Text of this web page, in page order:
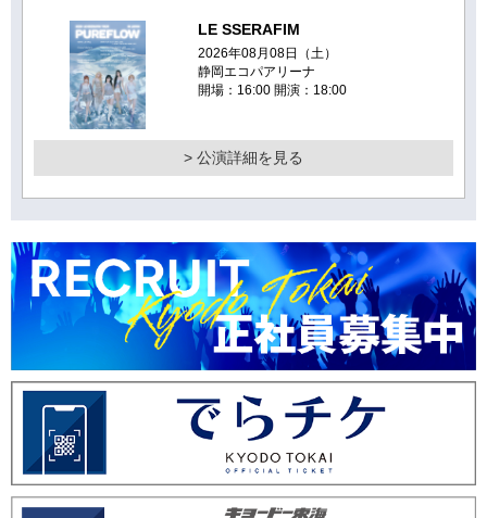
LE SSERAFIM
2026年08月08日（土）
静岡エコパアリーナ
開場：16:00 開演：18:00
> 公演詳細を見る